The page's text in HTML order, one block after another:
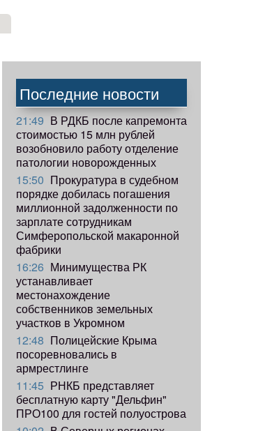
Последние новости
21:49 В РДКБ после капремонта
стоимостью 15 млн рублей
возобновило работу отделение
патологии новорожденных
15:50 Прокуратура в судебном
порядке добилась погашения
миллионной задолженности по
зарплате сотрудникам
Симферопольской макаронной
фабрики
16:26 Минимущества РК
устанавливает
местонахождение
собственников земельных
участков в Укромном
12:48 Полицейские Крыма
посоревновались в
армрестлинге
11:45 РНКБ представляет
бесплатную карту "Дельфин"
ПРО100 для гостей полуострова